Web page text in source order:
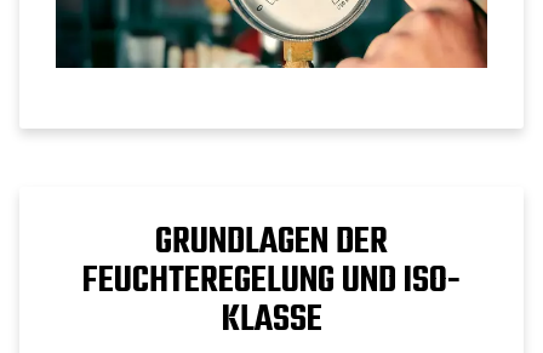
GRUNDLAGEN DER
FEUCHTEREGELUNG UND ISO-
KLASSE